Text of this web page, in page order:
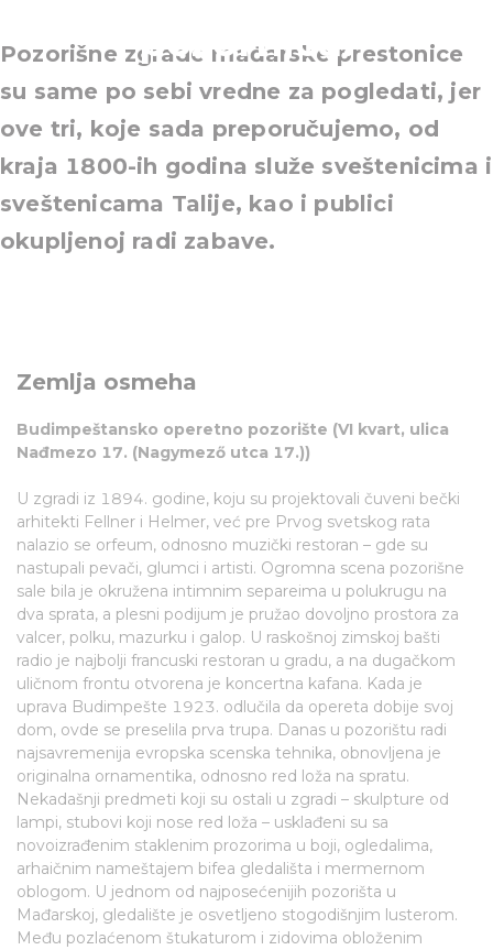
pozornica!
Pozorišne zgrade mađarske prestonice
su same po sebi vredne za pogledati, jer
ove tri, koje sada preporučujemo, od
kraja 1800-ih godina služe sveštenicima i
sveštenicama Talije, kao i publici
okupljenoj radi zabave.
Zemlja osmeha
Budimpeštansko operetno pozorište (VI kvart, ulica
Nađmezo 17. (Nagymező utca 17.))
U zgradi iz 1894. godine, koju su projektovali čuveni bečki
arhitekti Fellner i Helmer, već pre Prvog svetskog rata
nalazio se orfeum, odnosno muzički restoran – gde su
nastupali pevači, glumci i artisti. Ogromna scena pozorišne
sale bila je okružena intimnim separeima u polukrugu na
dva sprata, a plesni podijum je pružao dovoljno prostora za
valcer, polku, mazurku i galop. U raskošnoj zimskoj bašti
radio je najbolji francuski restoran u gradu, a na dugačkom
uličnom frontu otvorena je koncertna kafana. Kada je
uprava Budimpešte 1923. odlučila da opereta dobije svoj
dom, ovde se preselila prva trupa. Danas u pozorištu radi
najsavremenija evropska scenska tehnika, obnovljena je
originalna ornamentika, odnosno red loža na spratu.
Nekadašnji predmeti koji su ostali u zgradi – skulpture od
lampi, stubovi koji nose red loža – usklađeni su sa
novoizrađenim staklenim prozorima u boji, ogledalima,
arhaičnim nameštajem bifea gledališta i mermernom
oblogom. U jednom od najposećenijih pozorišta u
Mađarskoj, gledalište je osvetljeno stogodišnjim lusterom.
Među pozlaćenom štukaturom i zidovima obloženim